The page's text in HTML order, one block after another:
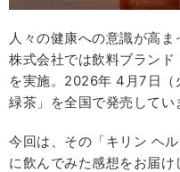
人々の健康への意識が高
株式会社では飲料ブラン
を実施。2026年 4月7日（
緑茶」を全国で発売してい
今回は、その「キリン ヘ
に飲んでみた感想をお届け